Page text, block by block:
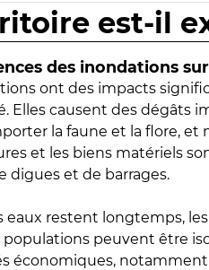
est-il
des inondations
ont des impacts
Elles causent des dégâts
la faune et la flore,
et les biens matériels
digues et de barrages.
eaux restent longtemps,
populations peuvent être
économiques,